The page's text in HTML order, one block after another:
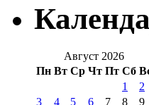
Август 2026
Пн Вт Ср Чт Пт Сб
1
2
3
4 5 6 7 8
9